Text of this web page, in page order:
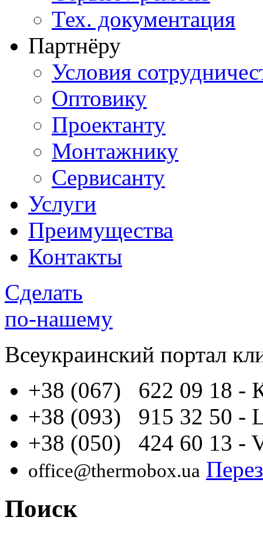
Тех. документация
Партнёру
Условия
Оптовику
Проектанту
Монтажнику
Сервисанту
Услуги
Преимущества
Контакты
Сделать
по-нашему
Всеукраинский портал
+38 (067) 622 09 18 -
+38 (093) 915 32 50 -
+38 (050) 424 60 13 -
office@thermobox.ua
Поиск